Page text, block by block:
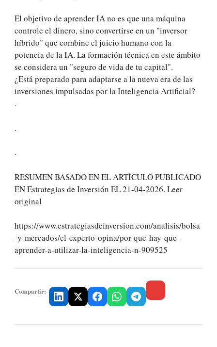
El objetivo de aprender IA no es que una máquina
controle el dinero, sino convertirse en un "inversor
híbrido" que combine el juicio humano con la
potencia de la IA. La formación técnica en este ámbito
se considera un "seguro de vida de tu capital".
¿Está preparado para adaptarse a la nueva era de las
inversiones impulsadas por la Inteligencia Artificial?
.
.
.
RESUMEN BASADO EN EL ARTÍCULO PUBLICADO
EN Estrategias de Inversión EL 21-04-2026. Leer
original
https://www.estrategiasdeinversion.com/analisis/bolsa
-y-mercados/el-experto-opina/por-que-hay-que-
aprender-a-utilizar-la-inteligencia-n-909525
Compartir: